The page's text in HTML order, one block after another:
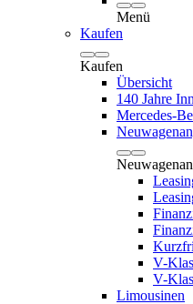
Menü
Kaufen
Kaufen
Übersicht
140 Jahre
Mercedes-
V-
V-
Limousinen